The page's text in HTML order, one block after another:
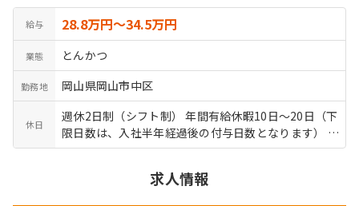
給与 28.8万円〜34.5万円
業態 とんかつ
勤務地 岡山県岡山市中区
休日
週休2日制（シフト制） 年間有給休暇10日～20日（下
限日数は、入社半年経過後の付与日数となります） 年
間休日108日
求人情報